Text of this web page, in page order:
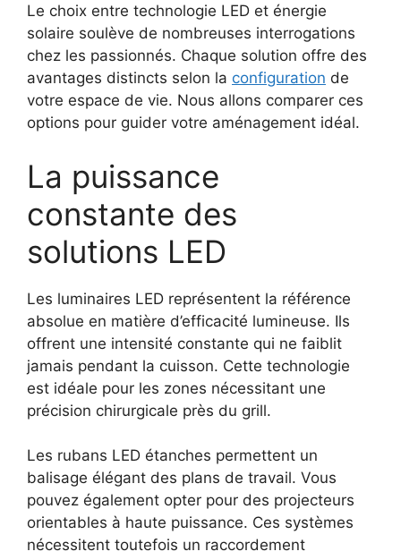
Le choix entre technologie LED et énergie
solaire soulève de nombreuses interrogations
chez les passionnés. Chaque solution offre des
avantages distincts selon la configuration de
votre espace de vie. Nous allons comparer ces
options pour guider votre aménagement idéal.
La puissance
constante des
solutions LED
Les luminaires LED représentent la référence
absolue en matière d’efficacité lumineuse. Ils
offrent une intensité constante qui ne faiblit
jamais pendant la cuisson. Cette technologie
est idéale pour les zones nécessitant une
précision chirurgicale près du grill.
Les rubans LED étanches permettent un
balisage élégant des plans de travail. Vous
pouvez également opter pour des projecteurs
orientables à haute puissance. Ces systèmes
nécessitent toutefois un raccordement